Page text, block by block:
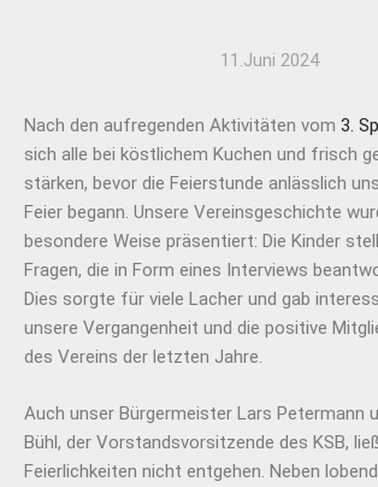
11.Juni 2024
Nach den aufregenden Aktivitäten vom 3.
sich alle bei köstlichem Kuchen und frisch
stärken, bevor die Feierstunde anlässlich
Feier begann. Unsere Vereinsgeschichte
besondere Weise präsentiert: Die Kinder
Fragen, die in Form eines Interviews
Dies sorgte für viele Lacher und gab
unsere Vergangenheit und die positive
des Vereins der letzten Jahre.
Auch unser Bürgermeister Lars Petermann
Bühl, der Vorstandsvorsitzende des KSB,
Feierlichkeiten nicht entgehen. Neben